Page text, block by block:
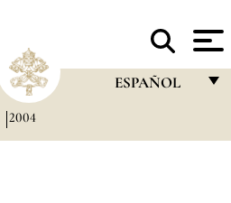
ESPAÑOL
2004